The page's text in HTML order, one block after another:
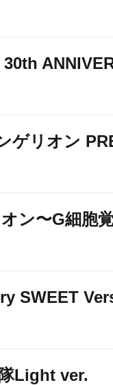
↓ ↓
ゲリオン
ン〜G細胞
SWEET
Light ver.